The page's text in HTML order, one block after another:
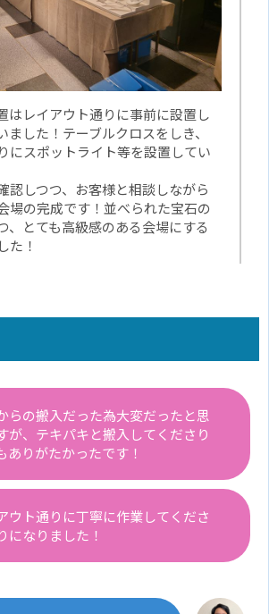
はレイアウト通りに事前に設置し
ました！テーブルクロスをしき、
にスポットライト等を設置してい
認しつつ、お客様と相談しながら
場の完成です！並べられた宝石の
、とても高級感のある会場にする
た！
らの搬入だった為大変だったと思
が、テキパキと搬入してくださり
ありがたかったです！
ウト通りに丁寧に作業してくださ
になりました！